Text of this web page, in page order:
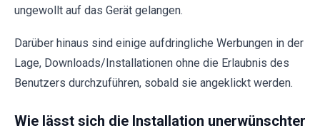
ungewollt auf das Gerät gelangen.
Darüber hinaus sind einige aufdringliche Werbungen in der
Lage, Downloads/Installationen ohne die Erlaubnis des
Benutzers durchzuführen, sobald sie angeklickt werden.
Wie lässt sich die Installation unerwünschter